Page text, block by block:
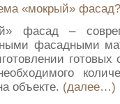
«мокрый» фасад?
фасад –
фасадными
объекте. (далее…)